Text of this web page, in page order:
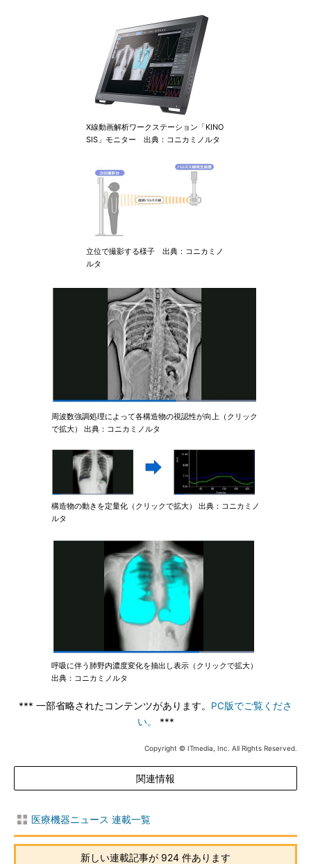
X線動画解析ワークステーション「KINO
SIS」モニター 出典：コニカミノルタ
立位で撮影する様子 出典：コニカミノ
ルタ
周波数強調処理によって各構造物の視認性が向上（クリック
で拡大） 出典：コニカミノルタ
構造物の動きを定量化（クリックで拡大） 出典：コニカミノ
ルタ
呼吸に伴う肺野内濃度変化を抽出し表示（クリックで拡大）
出典：コニカミノルタ
*** 一部省略されたコンテンツがあります。 PC版でご覧くださ
い。
***
Copyright © ITmedia, Inc. All Rights Reserved.
関連情報
医療機器ニュース 連載一覧
新しい連載記事が 924 件あります